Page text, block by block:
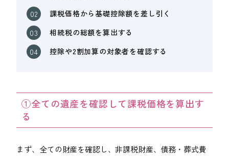
課税価格から基礎控除額を差し引く
相続税の総額を算出する
控除や2割加算の対象者を確認する
①全ての遺産を確認して課税価格を算出す
る
まず、全ての財産を確認し、非課税財産、債務・葬式費